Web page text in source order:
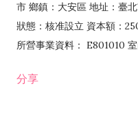
市 鄉鎮：大安區 地址：臺
狀態：核准設立 資本額：
所營事業資料： E801010
發業 H703090 不動產買賣
分享